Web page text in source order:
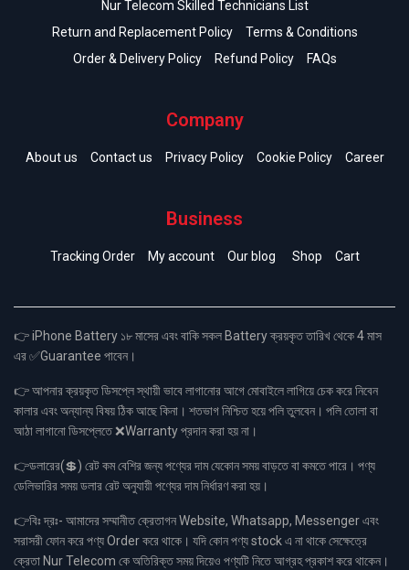
Nur Telecom Skilled Technicians List
Return and Replacement Policy
Terms & Conditions
Order & Delivery Policy
Refund Policy FAQs
Company
About us Contact us Privacy Policy Cookie Policy Career
Business
Tracking Order My account Our blog Shop Cart
👉 iPhone Battery ১৮ মাসের এবং বাকি সকল Battery ক্রয়কৃত তারিখ থেকে 4 মাস
এর ✅Guarantee পাবেন।
👉 আপনার ক্রয়কৃত ডিসপ্লে স্থায়ী ভাবে লাগানোর আগে মোবাইলে লাগিয়ে চেক করে নিবেন
কালার এবং অন্যান্য বিষয় ঠিক আছে কিনা। শতভাগ নিশ্চিত হয়ে পলি তুলবেন। পলি তোলা বা
আঠা লাগানো ডিসপ্লেতে ❌Warranty প্রদান করা হয় না।
👉ডলারের(💲) রেট কম বেশির জন্য পণ্যের দাম যেকোন সময় বাড়তে বা কমতে পারে। পণ্য
ডেলিভারির সময় ডলার রেট অনুযায়ী পণ্যের দাম নির্ধারণ করা হয়।
👉বিঃ দ্রঃ- আমাদের সম্মানীত ক্রেতাগন Website, Whatsapp, Messenger এবং
সরাসরী ফোন করে পণ্য Order করে থাকে। যদি কোন পণ্য stock এ না থাকে সেক্ষেত্রে
ক্রেতা Nur Telecom কে অতিরিক্ত সময় দিয়েও পণ্যটি নিতে আগ্রহ প্রকাশ করে থাকেন।